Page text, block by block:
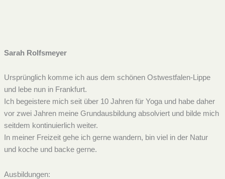
Sarah Rolfsmeyer
Ursprünglich komme ich aus dem schönen Ostwestfalen-Lippe
und lebe nun in Frankfurt.
Ich begeistere mich seit über 10 Jahren für Yoga und habe daher
vor zwei Jahren meine Grundausbildung absolviert und bilde mich
seitdem kontinuierlich weiter.
In meiner Freizeit gehe ich gerne wandern, bin viel in der Natur
und koche und backe gerne.
Ausbildungen: